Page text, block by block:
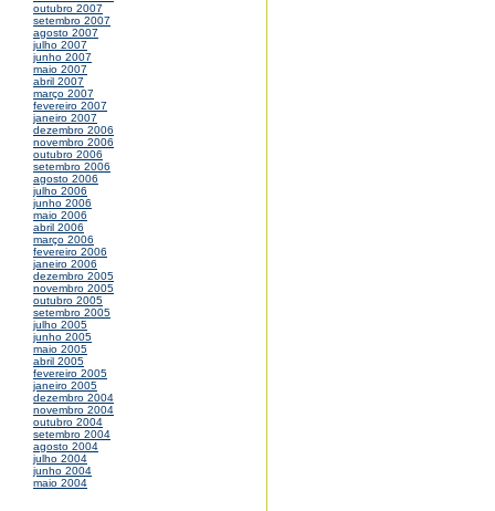
outubro 2007
setembro 2007
agosto 2007
julho 2007
junho 2007
maio 2007
abril 2007
março 2007
fevereiro 2007
janeiro 2007
dezembro 2006
novembro 2006
outubro 2006
setembro 2006
agosto 2006
julho 2006
junho 2006
maio 2006
abril 2006
março 2006
fevereiro 2006
janeiro 2006
dezembro 2005
novembro 2005
outubro 2005
setembro 2005
julho 2005
junho 2005
maio 2005
abril 2005
fevereiro 2005
janeiro 2005
dezembro 2004
novembro 2004
outubro 2004
setembro 2004
agosto 2004
julho 2004
junho 2004
maio 2004